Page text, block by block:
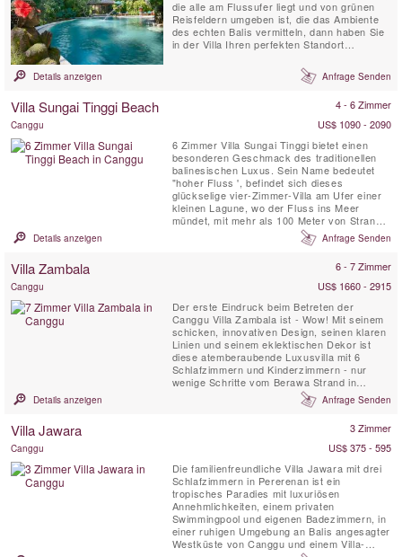
die alle am Flussufer liegt und von grünen
Reisfeldern umgeben ist, die das Ambiente
des echten Balis vermitteln, dann haben Sie
in der Villa Ihren perfekten Standort
Bougainvillea ist ein voll ausgestattetes
balinesisches Meisterwerk mit vier
Details anzeigen Anfrage Senden
Villa Sungai Tinggi Beach 4 - 6 Zimmer
Canggu
US$ 1090 - 2090
6 Zimmer Villa Sungai Tinggi bietet einen
besonderen Geschmack des traditionellen
balinesischen Luxus. Sein Name bedeutet
"hoher Fluss ', befindet sich dieses
glückselige vier-Zimmer-Villa am Ufer einer
kleinen Lagune, wo der Fluss ins Meer
mündet, mit mehr als 100 Meter von Strand
Fassade mit Blick auf eine der berüchtigten
Details anzeigen Anfrage Senden
Villa Zambala 6 - 7 Zimmer
Canggu
US$ 1660 - 2915
Der erste Eindruck beim Betreten der
Canggu Villa Zambala ist - Wow! Mit seinem
schicken, innovativen Design, seinen klaren
Linien und seinem eklektischen Dekor ist
diese atemberaubende Luxusvilla mit 6
Schlafzimmern und Kinderzimmern - nur
wenige Schritte vom Berawa Strand in
Canggu entfernt - eine lebendige Neuheit in
diesem trendigen Bali Stranddorf. Perfekt für
gerne zusammen Urlaub machen und
dennoch ihren eigenen privaten Raum ...
Details anzeigen Anfrage Senden
Villa Jawara 3 Zimmer
Canggu
US$ 375 - 595
Die familienfreundliche Villa Jawara mit drei
Schlafzimmern in Pererenan ist ein
tropisches Paradies mit luxuriösen
Annehmlichkeiten, einem privaten
Swimmingpool und eigenen Badezimmern, in
einer ruhigen Umgebung an Balis angesagter
Westküste von Canggu und einem Villa-